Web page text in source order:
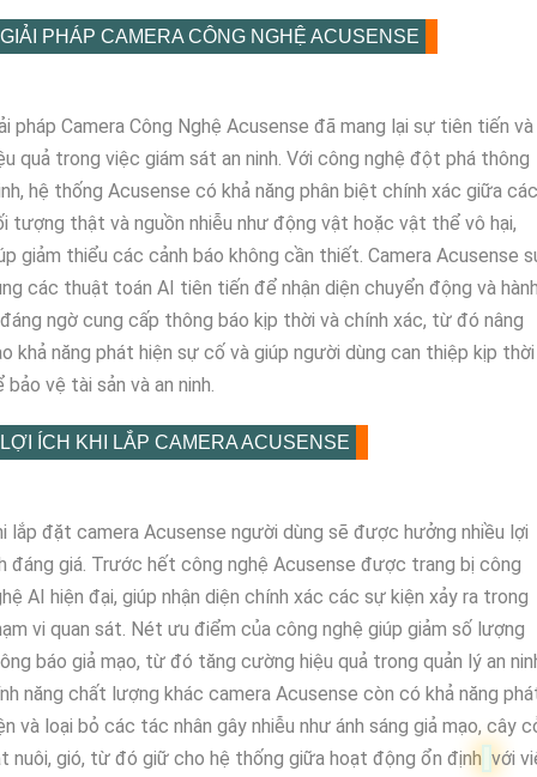
GIẢI PHÁP CAMERA CÔNG NGHỆ ACUSENSE
pháp Camera Công Nghệ Acusense đã mang lại sự tiên tiến và
quả trong việc giám sát an ninh. Với công nghệ đột phá thông
hệ thống Acusense có khả năng phân biệt chính xác giữa các
tượng thật và nguồn nhiễu như động vật hoặc vật thể vô hại,
giảm thiểu các cảnh báo không cần thiết. Camera Acusense
các thuật toán AI tiên tiến để nhận diện chuyển động và
ngờ cung cấp thông báo kịp thời và chính xác, từ đó nâng
khả năng phát hiện sự cố và giúp người dùng can thiệp kịp thời
bảo vệ tài sản và an ninh.
LỢI ÍCH KHI LẮP CAMERA ACUSENSE
lắp đặt camera Acusense người dùng sẽ được hưởng nhiều lợi
đáng giá. Trước hết công nghệ Acusense được trang bị công
AI hiện đại, giúp nhận diện chính xác các sự kiện xảy ra trong
vi quan sát. Nét ưu điểm của công nghệ giúp giảm số lượng
báo giả mạo, từ đó tăng cường hiệu quả trong quản lý an
năng chất lượng khác camera Acusense còn có khả năng
và loại bỏ các tác nhân gây nhiễu như ánh sáng giả mạo, cây
nuôi, gió, từ đó giữ cho hệ thống giữa hoạt động ổn định với